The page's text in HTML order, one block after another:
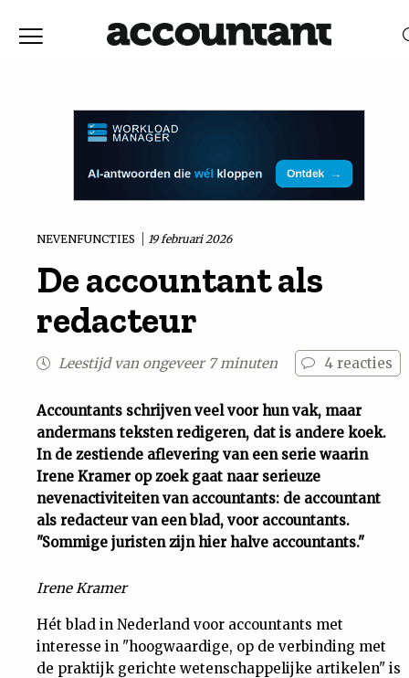
Vaktechniek
Achtergrond
Uit
Feiten
Cijfers
Tuchtrecht
NEVENFUNCTIES 19 februari 2026
De accountant als
redacteur
Leestijd van ongeveer 7 minuten 4 reacties
Accountants schrijven veel voor hun vak, maar
andermans teksten redigeren, dat is andere koek.
In de zestiende aflevering van een serie waarin
Irene Kramer op zoek gaat naar serieuze
nevenactiviteiten van accountants: de accountant
als redacteur van een blad, voor accountants.
"Sommige juristen zijn hier halve accountants."
Irene Kramer
Hét blad in Nederland voor accountants met
interesse in "hoogwaardige, op de verbinding met
de praktijk gerichte wetenschappelijke artikelen" is